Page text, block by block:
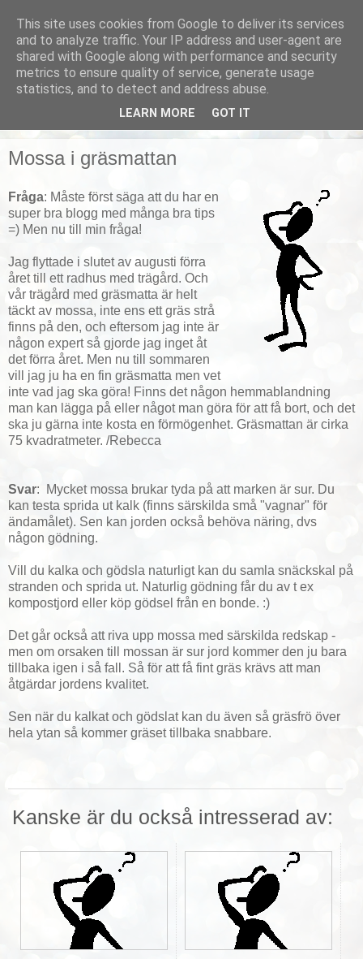
Smarta vardagstips
Husmorstips, tricks och knep, smarta lösningar!
Mossa i gräsmattan
Fråga: Måste först säga att du har en
super bra blogg med många bra tips
=) Men nu till min fråga!
Jag flyttade i slutet av augusti förra
året till ett radhus med trägård. Och
vår trägård med gräsmatta är helt
täckt av mossa, inte ens ett gräs strå
finns på den, och eftersom jag inte är
någon expert så gjorde jag inget åt
det förra året. Men nu till sommaren
vill jag ju ha en fin gräsmatta men vet
inte vad jag ska göra! Finns det någon hemmablandning
man kan lägga på eller något man göra för att få bort, och det
ska ju gärna inte kosta en förmögenhet. Gräsmattan är cirka
75 kvadratmeter. /Rebecca
Svar: Mycket mossa brukar tyda på att marken är sur. Du
kan testa sprida ut kalk (finns särskilda små "vagnar" för
ändamålet). Sen kan jorden också behöva näring, dvs
någon gödning.
Vill du kalka och gödsla naturligt kan du samla snäckskal på
stranden och sprida ut. Naturlig gödning får du av t ex
kompostjord eller köp gödsel från en bonde. :)
Det går också att riva upp mossa med särskilda redskap -
men om orsaken till mossan är sur jord kommer den ju bara
tillbaka igen i så fall. Så för att få fint gräs krävs att man
åtgärdar jordens kvalitet.
Sen när du kalkat och gödslat kan du även så gräsfrö över
hela ytan så kommer gräset tillbaka snabbare.
Kanske är du också intresserad av:
This site uses cookies from Google to deliver its services
and to analyze traffic. Your IP address and user-agent are
shared with Google along with performance and security
metrics to ensure quality of service, generate usage
statistics, and to detect and address abuse.
LEARN MORE GOT IT